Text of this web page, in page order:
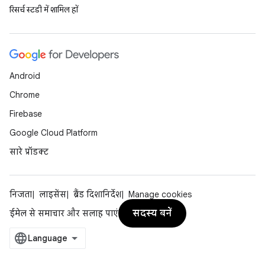
रिसर्च स्टडी में शामिल हों
Android
Chrome
Firebase
Google Cloud Platform
सारे प्रॉडक्ट
निजता लाइसेंस ब्रैंड दिशानिर्देश
Manage cookies
ईमेल से समाचार और सलाह पाएं
सदस्य बनें